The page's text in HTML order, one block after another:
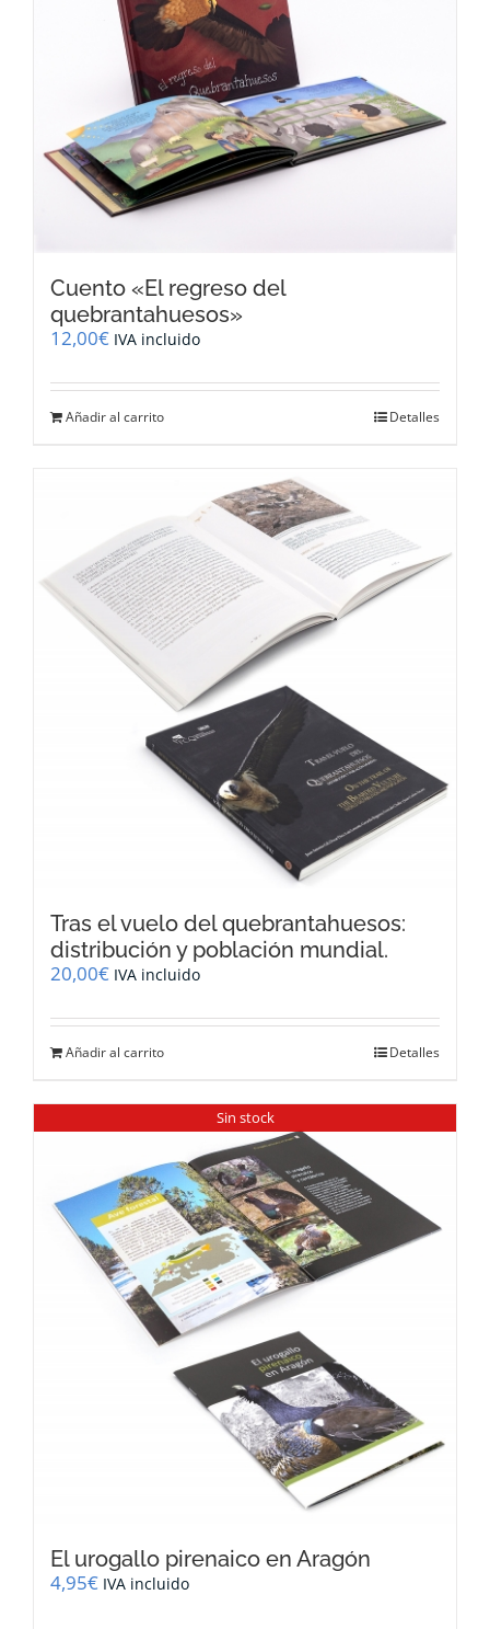
Cuento «El regreso del
quebrantahuesos»
12,00€ IVA incluido
Añadir al carrito Detalles
Tras el vuelo del quebrantahuesos:
distribución y población mundial.
20,00€ IVA incluido
Añadir al carrito Detalles
Sin stock
El urogallo pirenaico en Aragón
4,95€ IVA incluido